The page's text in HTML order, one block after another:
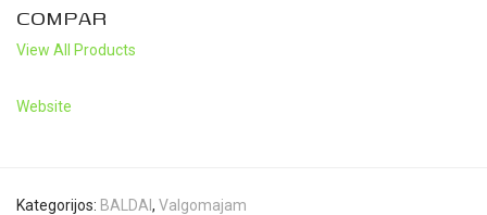
COMPAR
View All Products
Website
Kategorijos: BALDAI , Valgomajam